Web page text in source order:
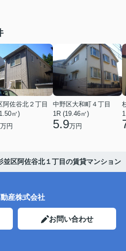
阿佐谷北２丁目
㎡)
万円
中野区大和町４丁目
1R (19.46㎡)
5.9万円
並区阿佐谷北１丁目の賃貸マンション
産株式会社
お問い合わせ